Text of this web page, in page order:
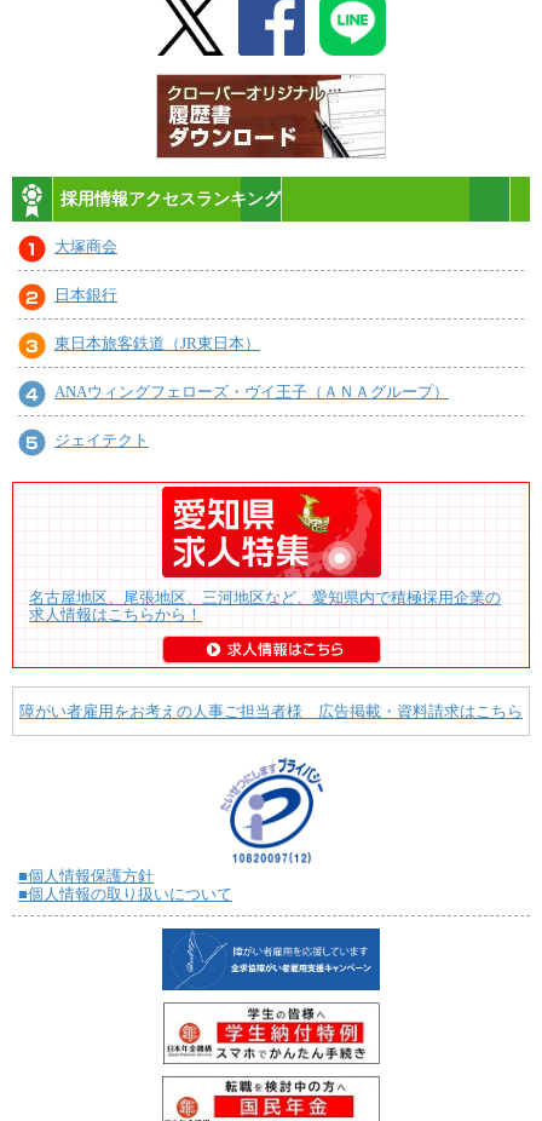
採用情報アクセスランキング
大塚商会
日本銀行
東日本旅客鉄道（JR東日本）
ANAウィングフェローズ・ヴイ王子（ＡＮＡグループ）
ジェイテクト
名古屋地区、尾張地区、三河地区など、愛知県内で積極採用企業の
求人情報はこちらから！
障がい者雇用をお考えの人事ご担当者様 広告掲載・資料請求はこちら
■個人情報保護方針
■個人情報の取り扱いについて